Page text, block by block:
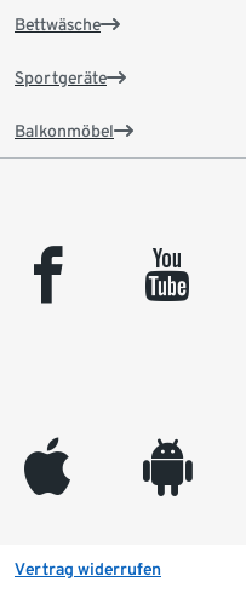
Bettwäsche
Sportgeräte
Balkonmöbel
facebook youtube
appleinc android
Vertrag widerrufen